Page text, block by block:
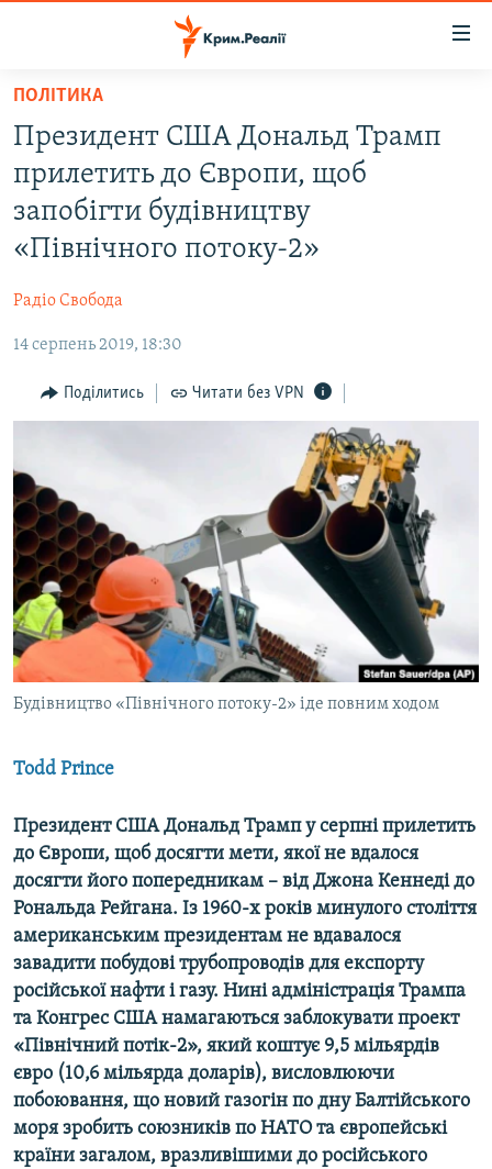
Перейти
основного
матеріалу
Перейти
до
основної
Перейти
до
ВОДА.КРИМ
ВІДЕО ТА ФОТО
ПОЛІТИКА
ПОГЛЯД
ІНТЕРВ'Ю
ВСЕ ЗА ДЕНЬ
ВІДЕОУРОКИ «ELIFBE»
СВІДЧЕННЯ ОКУПАЦІЇ
УКРАЇНСЬКА ПРОБЛЕМА КРИМУ
ІНФОГРАФІКА
ЯК ОБІЙТИ БЛОКУВАННЯ
Русский
Qırımtatar
ДОЛУЧАЙСЯ!
ПОЛІТИКА
Президент США Дональд Трамп
прилетить до Європи, щоб
запобігти будівництву
«Північного потоку-2»
Радіо Свобода
14 серпень 2019, 18:30
Поділитись Читати без VPN
Будівництво «Північного потоку-2» іде повним ходом
Todd Prince
Президент США Дональд Трамп у серпні прилетить
до Європи, щоб досягти мети, якої не вдалося
досягти його попередникам – від Джона Кеннеді до
Рональда Рейгана. Із 1960-х років​ минулого століття
американським президентам не вдавалося
завадити побудові трубопроводів для експорту
російської нафти і газу. Нині адміністрація Трампа
та Конгрес США намагаються заблокувати проект
«Північний потік-2», який коштує 9,5 мільярдів
євро (10,6 мільярда доларів), висловлюючи
побоювання, що новий газогін по дну Балтійського
моря зробить союзників по НАТО та європейські
країни загалом, вразливішими до російського